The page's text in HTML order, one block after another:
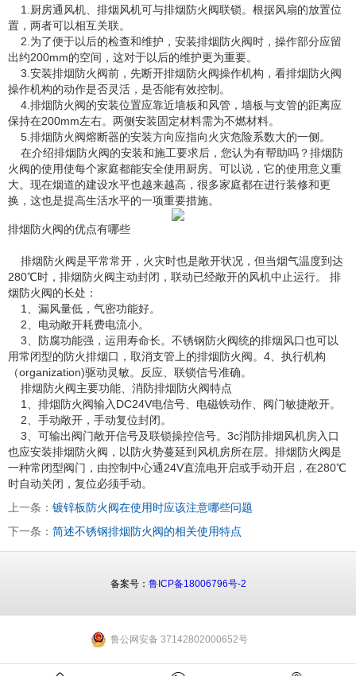
1.厨房通风机、排烟风机可与排烟防火阀联锁。根据风扇的放置位
置，两者可以相互关联。
2.为了便于以后的检查和维护，安装排烟防火阀时，操作部分应留
出约200mm的空间，这对于以后的维护更为重要。
3.安装排烟防火阀前，先断开排烟防火阀操作机构，看排烟防火阀
操作机构的动作是否灵活，是否能有效控制。
4.排烟防火阀的安装位置应靠近墙板和风管，墙板与支管的距离应
保持在200mm左右。两侧安装固定材料需为不燃材料。
5.排烟防火阀熔断器的安装方向应指向火灾危险系数大的一侧。
在介绍排烟防火阀的安装和施工要求后，您认为有帮助吗？排烟防
火阀的使用使每个家庭都能安全使用厨房。可以说，它的使用意义重
大。现在烟道的建设水平也越来越高，很多家庭都在进行装修和更
换，这也是提高生活水平的一项重要措施。
排烟防火阀的优点有哪些
排烟防火阀是平常常开，火灾时也是敞开状况，但当烟气温度到达
280℃时，排烟防火阀主动封闭，联动已经敞开的风机中止运行。 排
烟防火阀的长处：
1、漏风量低，气密功能好。
2、电动敞开耗费电流小。
3、防腐功能强，运用寿命长。不锈钢防火阀统的排烟风口也可以
用常闭型的防火排烟口，取消支管上的排烟防火阀。4、执行机构
（organization)驱动灵敏。反应、联锁信号准确。
排烟防火阀主要功能、消防排烟防火阀特点
1、排烟防火阀输入DC24V电信号、电磁铁动作、阀门敏捷敞开。
2、手动敞开，手动复位封闭。
3、可输出阀门敞开信号及联锁操控信号。3c消防排烟风机房入口
也应安装排烟防火阀，以防火势蔓延到风机房所在层。排烟防火阀是
一种常闭型阀门，由控制中心通24V直流电开启或手动开启，在280℃
时自动关闭，复位必须手动。
上一条： 镀锌板防火阀在使用时应该注意哪些问题
下一条： 简述不锈钢排烟防火阀的相关使用特点
备案号： 鲁ICP备18006796号-2
鲁公网安备 37142802000652号